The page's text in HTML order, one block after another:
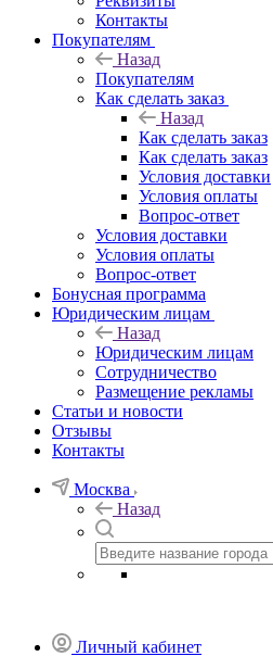
Контакты
Покупателям
Назад
Покупателям
Как сделать заказ
Назад
Как сделать заказ
Как сделать заказ
Условия доставки
Условия оплаты
Вопрос-ответ
Условия доставки
Условия оплаты
Вопрос-ответ
Бонусная программа
Юридическим лицам
Назад
Юридическим лицам
Сотрудничество
Размещение рекламы
Статьи и новости
Отзывы
Контакты
Москва
Назад
Личный кабинет